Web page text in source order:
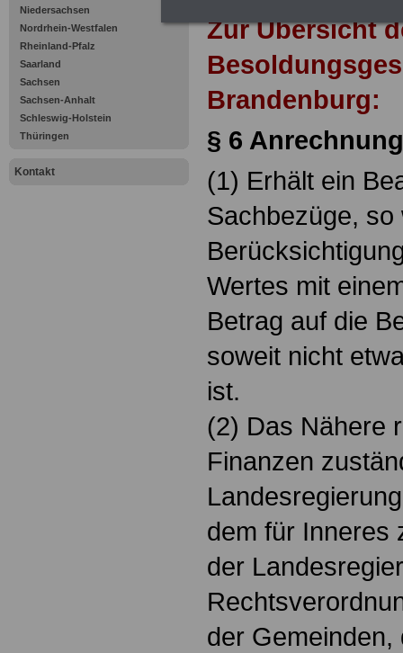
Niedersachsen
Nordrhein-Westfalen
Rheinland-Pfalz
Saarland
Sachsen
Sachsen-Anhalt
Schleswig-Holstein
Thüringen
Kontakt
Zur Übersicht
Brandenburg:
§ 6
(1) Erhält ein
Sachbezüge,
Wertes mit
Betrag auf die
soweit nicht
ist.
(2) Das Nähere
Finanzen
dem für Inneres
der
der Gemeinden,